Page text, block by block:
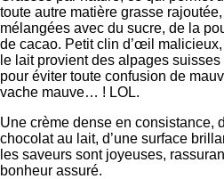
toute autre matière grasse
mélangées avec du sucre, de la
de cacao. Petit clin d’œil
le lait provient des alpages
pour éviter toute confusion de
vache mauve… ! LOL.
Une crème dense en consistance,
chocolat au lait, d’une surface
les saveurs sont joyeuses,
bonheur assuré.